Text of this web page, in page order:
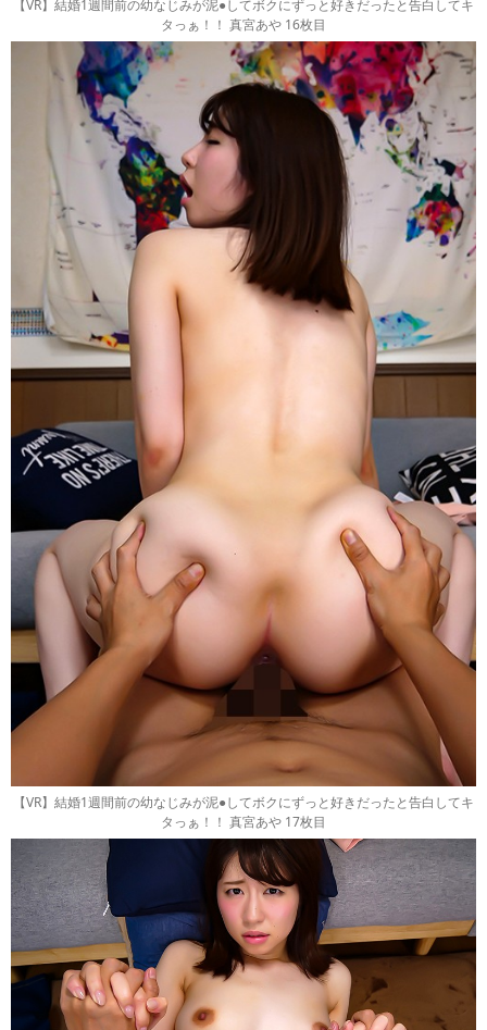
【VR】結婚1週間前の幼なじみが泥●してボクにずっと好きだったと告白してキ
タっぁ！！ 真宮あや 16枚目
【VR】結婚1週間前の幼なじみが泥●してボクにずっと好きだったと告白してキ
タっぁ！！ 真宮あや 17枚目